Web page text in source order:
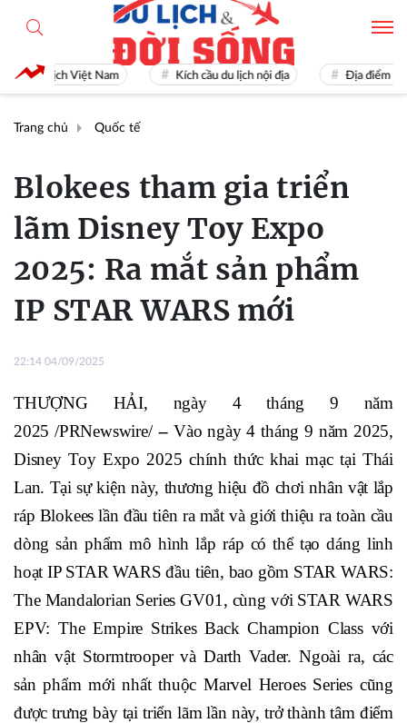
Du lịch Việt Nam Kích cầu du lịch nội địa Địa điểm du
Trang chủ Quốc tế
Blokees tham gia triển
lãm Disney Toy Expo
2025: Ra mắt sản phẩm
IP STAR WARS mới
22:14 04/09/2025
THƯỢNG HẢI, ngày 4 tháng 9 năm
2025 /PRNewswire/ -- Vào ngày 4 tháng 9 năm 2025,
Disney Toy Expo 2025 chính thức khai mạc tại Thái
Lan. Tại sự kiện này, thương hiệu đồ chơi nhân vật lắp
ráp Blokees lần đầu tiên ra mắt và giới thiệu ra toàn cầu
dòng sản phẩm mô hình lắp ráp có thể tạo dáng linh
hoạt IP STAR WARS đầu tiên, bao gồm STAR WARS:
The Mandalorian Series GV01, cùng với STAR WARS
EPV: The Empire Strikes Back Champion Class với
nhân vật Stormtrooper và Darth Vader. Ngoài ra, các
sản phẩm mới nhất thuộc Marvel Heroes Series cũng
được trưng bày tại triển lãm lần này, trở thành tâm điểm